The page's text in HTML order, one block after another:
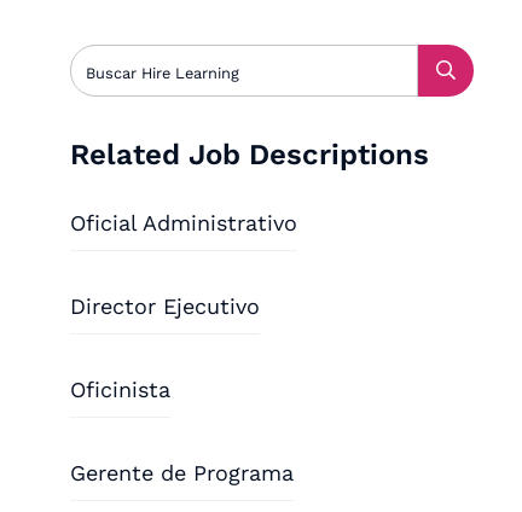
Related Job Descriptions
Oficial Administrativo
Director Ejecutivo
Oficinista
Gerente de Programa